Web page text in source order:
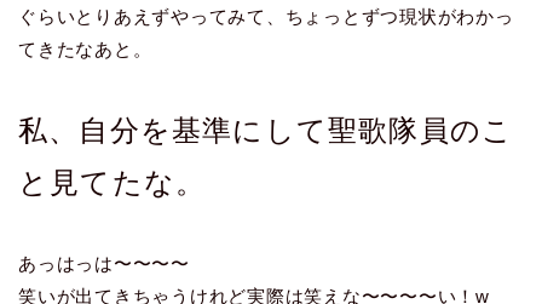
ぐらいとりあえずやってみて、ちょっとずつ現状がわかっ
てきたなあと。
私、自分を基準にして聖歌隊員のこ
と見てたな。
あっはっは〜〜〜〜
笑いが出てきちゃうけれど実際は笑えな〜〜〜〜い！w